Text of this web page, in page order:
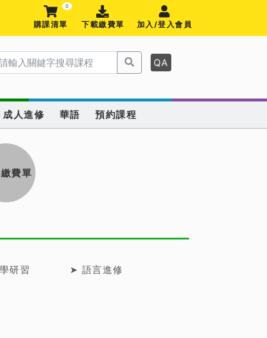
0
購課清單 下載繳費單 加入/登入會員
QA
成人進修 華語 預約課程
費單
研習 ➤ 語言進修